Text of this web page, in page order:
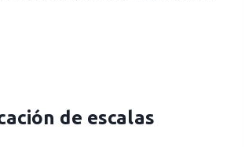
de escalas